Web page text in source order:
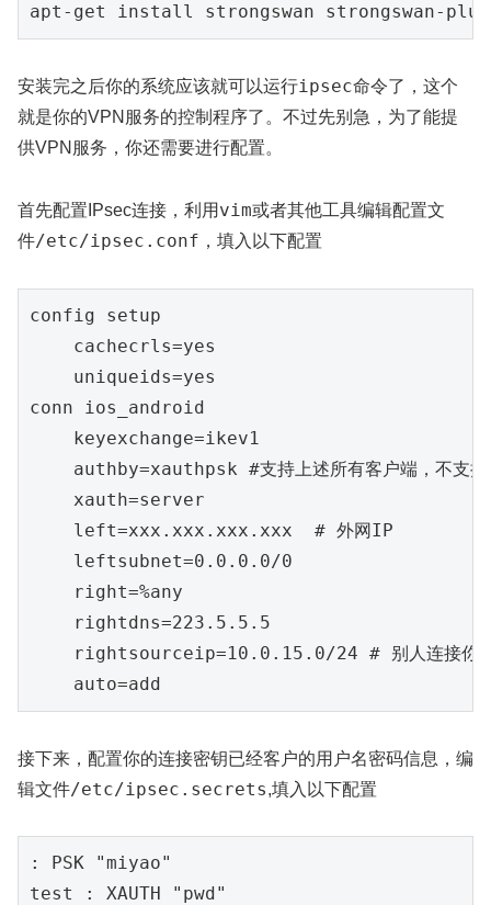
apt - get install strongswan strongswan-
安装完之后你的系统应该就可以运行ipsec命令了，这个
就是你的VPN服务的控制程序了。不过先别急，为了能提
供VPN服务，你还需要进行配置。
首先配置IPsec连接，利用 vim或者其他工具编辑配置文
件/etc/ipsec.conf ，填入以下配置
config setup
cachecrls=yes
uniqueids=yes
conn ios_android
keyexchange=ikev1
authby=xauthpsk #支持上述所有客户端，不支持
xauth=server
left=xxx.xxx.xxx.xxx
# 外网IP
leftsubnet=0.0.0.0/0
right=%any
rightdns=223.5.5.5
rightsourceip=10.0.15.0/24 # 别人连接你
auto=add
接下来，配置你的连接密钥已经客户的用户名密码信息，编
辑文件/etc/ipsec.secrets,填入以下配置
test
: XAUTH "pwd"